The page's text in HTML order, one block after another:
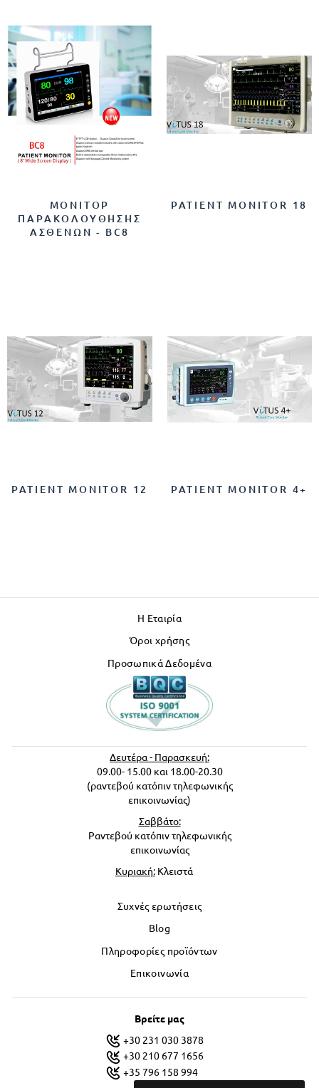
ΜΟΝΙΤΟΡ
ΠΑΡΑΚΟΛΟΥΘΗΣΗΣ
ΑΣΘΕΝΩΝ - BC8
PATIENT MONITOR 18
PATIENT MONITOR 12 PATIENT MONITOR 4+
Η Εταιρία
Όροι χρήσης
Προσωπικά Δεδομένα
Δευτέρα - Παρασκευή:
09.00- 15.00 και 18.00-20.30
(ραντεβού κατόπιν τηλεφωνικής
επικοινωνίας)
Σαββάτο:
Ραντεβού κατόπιν τηλεφωνικής
επικοινωνίας
Κυριακή: Κλειστά
Συχνές ερωτήσεις
Blog
Πληροφορίες προϊόντων
Επικοινωνία
Βρείτε μας
+30 231 030 3878
+30 210 677 1656
+35 796 158 994